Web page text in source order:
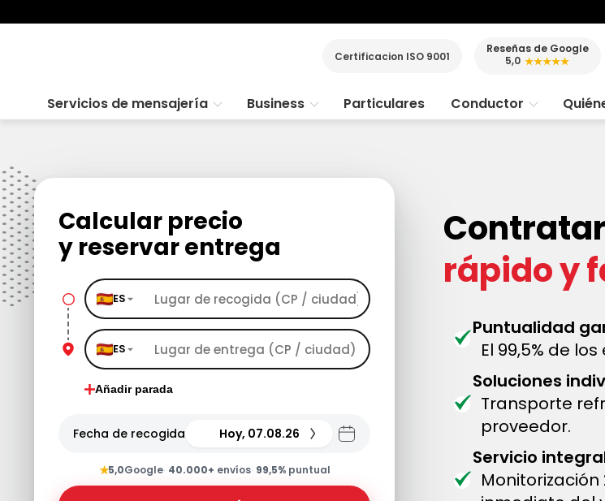
Certificacion ISO 9001
Reseñas de Google
5,0 ★★★★★
Servicios de mensajería Business Particulares Conductor
Calcular precio
y reservar entrega
ES
ES
Añadir parada
Fecha de recogida Hoy, 07.08.26
★5,0Google· 40.000+ envíos· 99,5%puntual
rápido y
Puntualidad
El 99,5% de
Soluciones
Transporte
proveedor.
Servicio